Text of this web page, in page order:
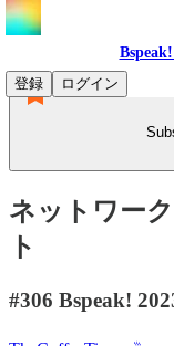
登録
ログイン
ネットワー
ト
#306 Bspeak!